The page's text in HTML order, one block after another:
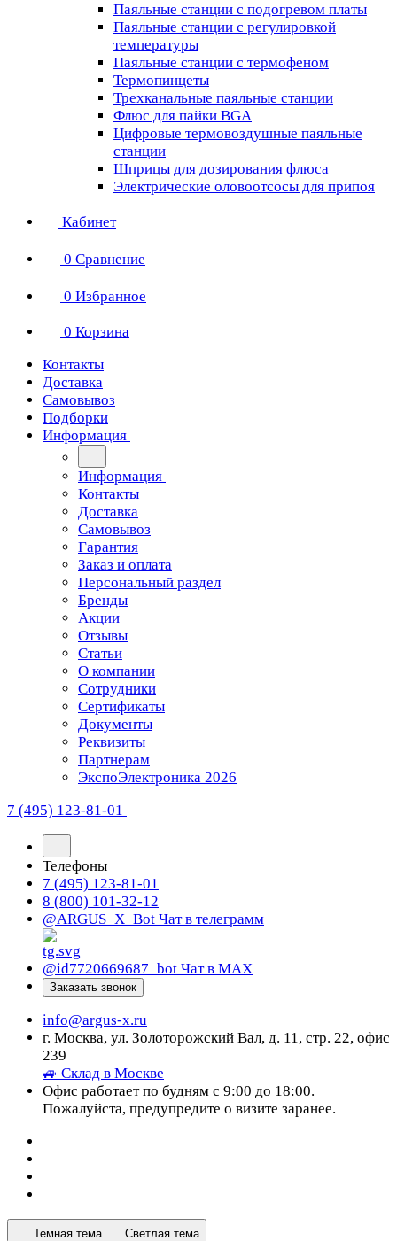
Паяльные станции с подогревом платы
Паяльные станции с регулировкой
температуры
Паяльные станции с термофеном
Термопинцеты
Трехканальные паяльные станции
Флюс для пайки BGA
Цифровые термовоздушные паяльные
станции
Шприцы для дозирования флюса
Электрические оловоотсосы для припоя
Кабинет
0 Сравнение
0 Избранное
0 Корзина
Контакты
Доставка
Самовывоз
Подборки
Информация
Информация
Контакты
Доставка
Самовывоз
Гарантия
Заказ и оплата
Персональный раздел
Бренды
Акции
Отзывы
Статьи
О компании
Сотрудники
Сертификаты
Документы
Реквизиты
Партнерам
ЭкспоЭлектроника 2026
7 (495) 123-81-01
Телефоны
7 (495) 123-81-01
8 (800) 101-32-12
@ARGUS_X_Bot Чат в телеграмм
@id7720669687_bot Чат в МАХ
Заказать звонок
info@argus-x.ru
г. Москва, ул. Золоторожский Вал, д. 11, стр. 22, офис
239
🚙 Склад в Москве
Офис работает по будням с 9:00 до 18:00.
Пожалуйста, предупредите о визите заранее.
Темная тема Светлая тема